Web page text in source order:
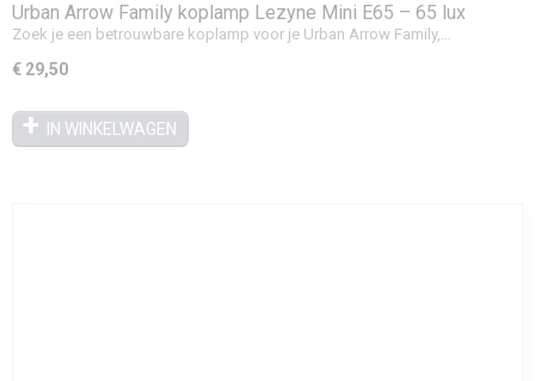
Urban Arrow Family koplamp Lezyne Mini E65 – 65 lux
(plug & play)
Zoek je een betrouwbare koplamp voor je Urban Arrow Family,…
€ 29,50
IN WINKELWAGEN